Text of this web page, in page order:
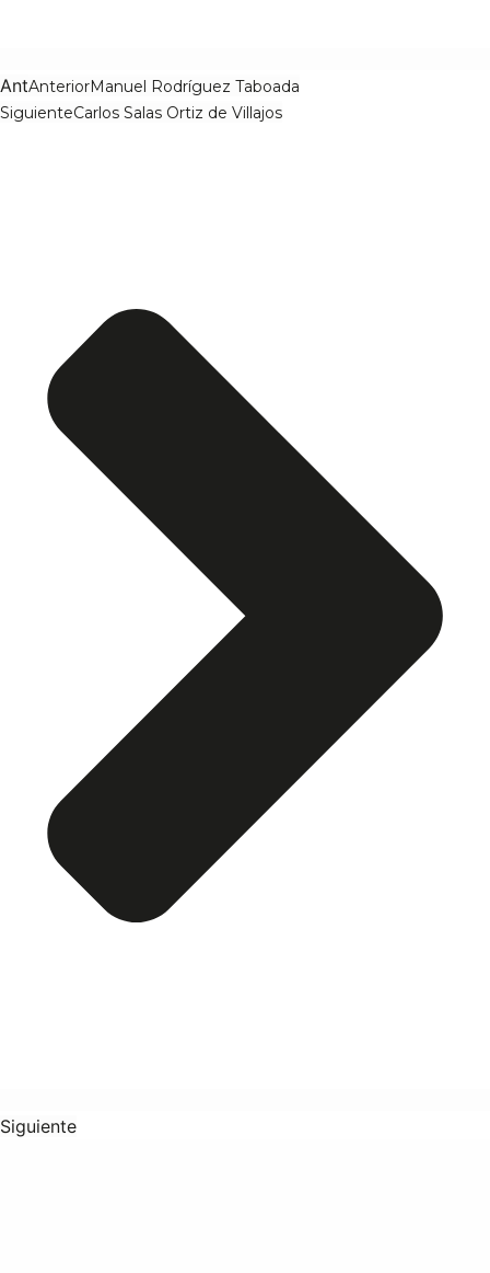
AntAnteriorManuel Rodríguez Taboada
SiguienteCarlos Salas Ortiz de Villajos
Siguiente